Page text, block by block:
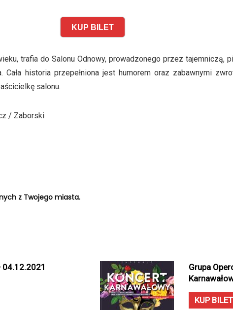
KUP BILET
trafia do Salonu Odnowy, prowadzonego przez tajemniczą,
historia przepełniona jest humorem oraz zabawnymi
salonu.
/ Zaborski
z Twojego miasta.
04.12.2021
Grupa
KUP BILET